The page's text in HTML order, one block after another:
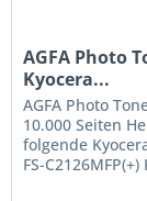
AGFA Photo
Kyocera...
AGFA Photo
10.000 Seiten
folgende
FS-